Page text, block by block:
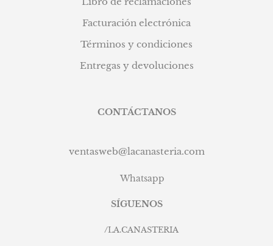
Facturación electrónica
Términos y condiciones
Entregas y devoluciones
CONTÁCTANOS
ventasweb@lacanasteria.com
Whatsapp
SÍGUENOS
/LA.CANASTERIA